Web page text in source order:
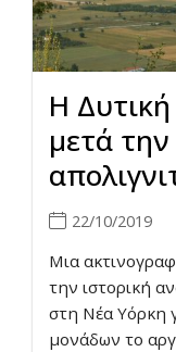
Η
μετά
22/10/2019
Μια
την ιστορική
στη Νέα Υόρκη
μονάδων το